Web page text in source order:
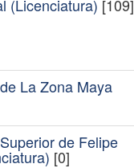
(Licenciatura) [109]
La Zona Maya
de Felipe
[0]